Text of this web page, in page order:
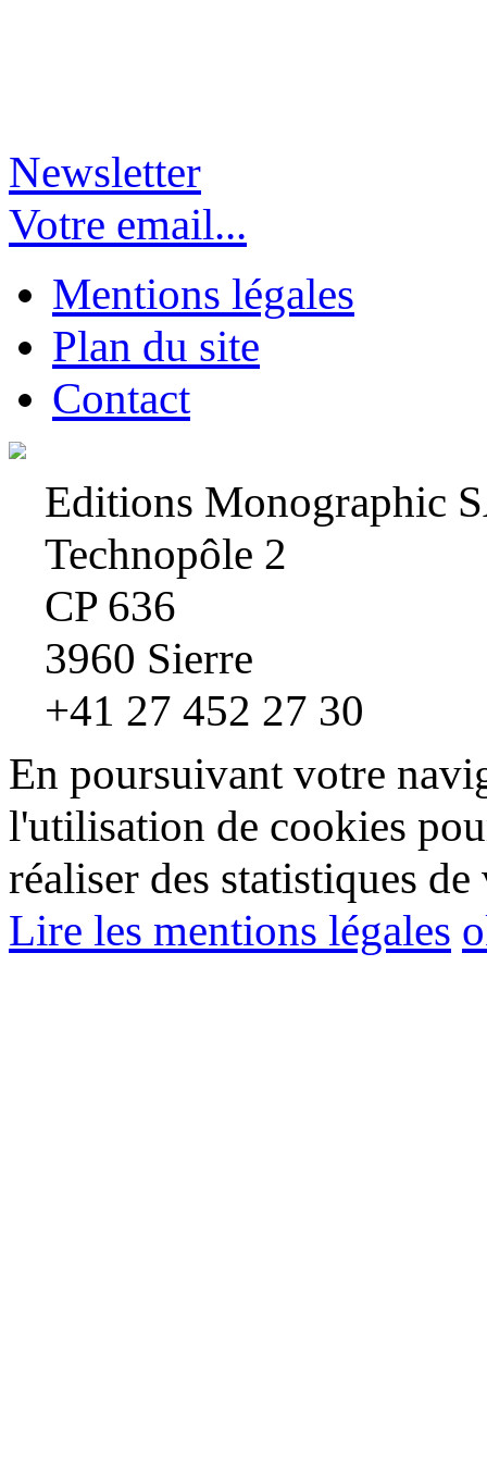
Newsletter
Votre email...
Mentions légales
Plan du site
Contact
Editions Monographic
Technopôle 2
CP 636
3960 Sierre
+41 27 452 27 30
En poursuivant votre
l'utilisation de cookies
réaliser des statistiques de
Lire les mentions légales